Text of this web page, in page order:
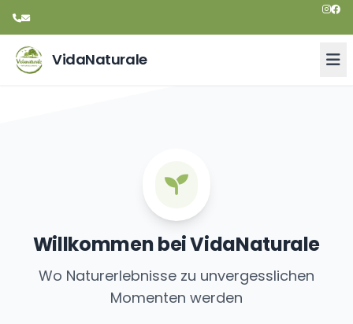
VidaNaturale
Willkommen bei VidaNaturale
Wo Naturerlebnisse zu unvergesslichen
Momenten werden